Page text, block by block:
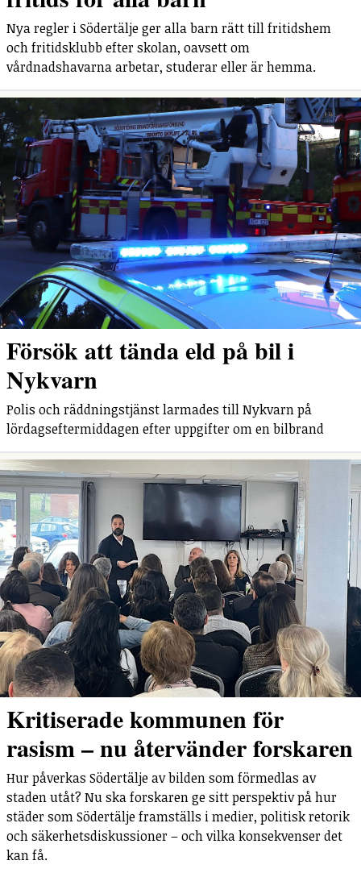
Nya regler i Södertälje ger alla barn rätt till fritidshem
och fritidsklubb efter skolan, oavsett om
vårdnadshavarna arbetar, studerar eller är hemma.
Försök att tända eld på bil i
Nykvarn
Polis och räddningstjänst larmades till Nykvarn på
lördagseftermiddagen efter uppgifter om en bilbrand
Kritiserade kommunen för
rasism – nu återvänder forskaren
Hur påverkas Södertälje av bilden som förmedlas av
staden utåt? Nu ska forskaren ge sitt perspektiv på hur
städer som Södertälje framställs i medier, politisk retorik
och säkerhetsdiskussioner – och vilka konsekvenser det
kan få.